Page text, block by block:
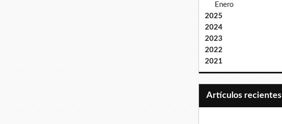
Enero
2025
2024
2023
2022
2021
Artículos recientes